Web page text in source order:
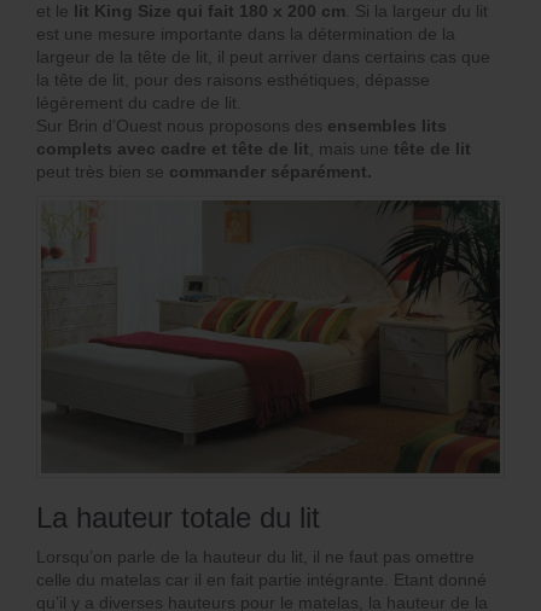
et le lit King Size qui fait 180 x 200 cm . Si la largeur du lit
est une mesure importante dans la détermination de la
largeur de la tête de lit, il peut arriver dans certains cas que
la tête de lit, pour des raisons esthétiques, dépasse
légèrement du cadre de lit.
Sur Brin d’Ouest nous proposons des ensembles lits
complets avec cadre et tête de lit , mais une tête de lit
peut très bien se commander séparément.
La hauteur totale du lit
Lorsqu’on parle de la hauteur du lit, il ne faut pas omettre
celle du matelas car il en fait partie intégrante. Etant donné
qu’il y a diverses hauteurs pour le matelas, la hauteur de la